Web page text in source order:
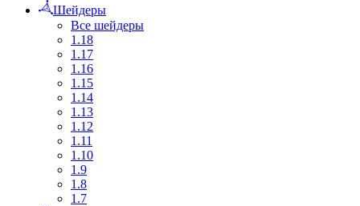
Шейдеры
Все шейдеры
1.18
1.17
1.16
1.15
1.14
1.13
1.12
1.11
1.10
1.9
1.8
1.7